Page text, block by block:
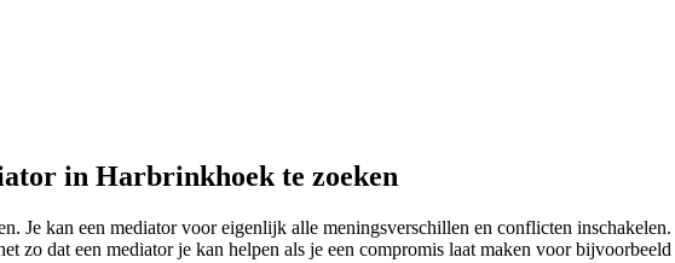
in Harbrinkhoek te zoeken
Je kan een mediator voor eigenlijk alle meningsverschillen en conflicten
zo dat een mediator je kan helpen als je een compromis laat maken voor